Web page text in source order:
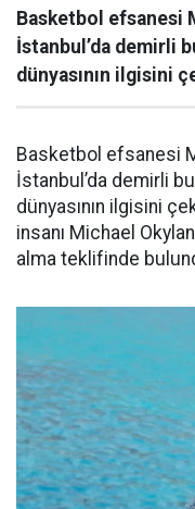
Basketbol efsanesi
İstanbul’da demirli
dünyasının ilgisini
Basketbol efsanesi
İstanbul’da demirli
dünyasının ilgisini
insanı Michael
alma teklifinde